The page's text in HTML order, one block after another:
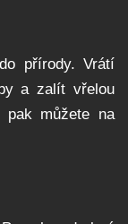
přírody. Vrátí
a zalít vřelou
pak můžete na